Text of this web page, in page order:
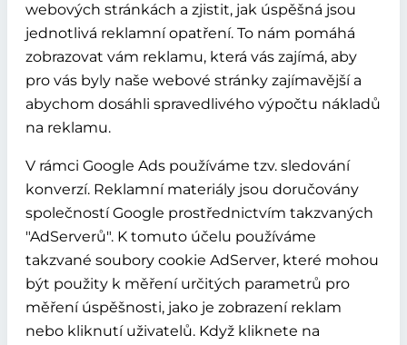
webových stránkách a zjistit, jak úspěšná jsou
jednotlivá reklamní opatření. To nám pomáhá
zobrazovat vám reklamu, která vás zajímá, aby
pro vás byly naše webové stránky zajímavější a
abychom dosáhli spravedlivého výpočtu nákladů
na reklamu.
V rámci Google Ads používáme tzv. sledování
konverzí. Reklamní materiály jsou doručovány
společností Google prostřednictvím takzvaných
"AdServerů". K tomuto účelu používáme
takzvané soubory cookie AdServer, které mohou
být použity k měření určitých parametrů pro
měření úspěšnosti, jako je zobrazení reklam
nebo kliknutí uživatelů. Když kliknete na